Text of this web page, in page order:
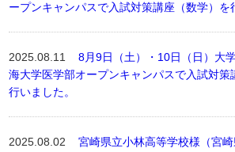
ープンキャンパスで入試対策講座（数学）を
2025.08.118月9日（土）・10日（日）大
海大学医学部オープンキャンパスで入試対策
行いました。
2025.08.02宮崎県立小林高等学校様（宮